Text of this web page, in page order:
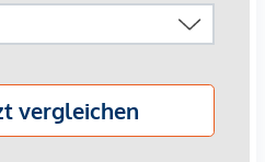
Video-Option
mittels Puck-App